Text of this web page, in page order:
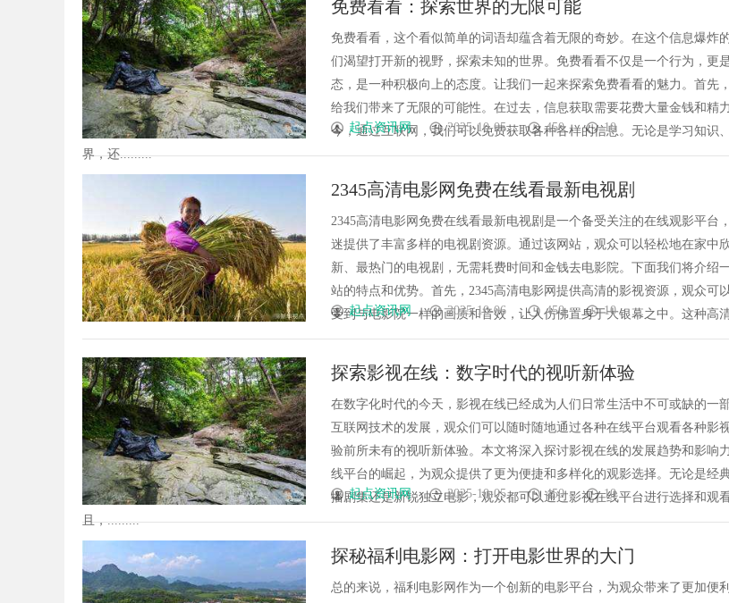
免费看看：探索世界的无限可能
免费看看，这个看似简单的词语却蕴含着无限的奇妙。在这个信息爆炸
们渴望打开新的视野，探索未知的世界。免费看看不仅是一个行为，更
态，是一种积极向上的态度。让我们一起来探索免费看看的魅力。首先
给我们带来了无限的可能性。在过去，信息获取需要花费大量金钱和精
今，通过互联网，我们可以免费获取各种各样的信息。无论是学习知识
界，还.........
起点资讯网 2025-10-05 450 10
2345高清电影网免费在线看最新电视剧
2345高清电影网免费在线看最新电视剧是一个备受关注的在线观影平台
迷提供了丰富多样的电视剧资源。通过该网站，观众可以轻松地在家中
新、最热门的电视剧，无需耗费时间和金钱去电影院。下面我们将介绍
站的特点和优势。首先，2345高清电影网提供高清的影视资源，观众可
受到与电影院一样的画质和音效，让人仿佛置身于大银幕之中。这种高
起点资讯网 2025-10-06 450 10
探索影视在线：数字时代的视听新体验
在数字化时代的今天，影视在线已经成为人们日常生活中不可或缺的一
互联网技术的发展，观众们可以随时随地通过各种在线平台观看各种影
验前所未有的视听新体验。本文将深入探讨影视在线的发展趋势和影响
线平台的崛起，为观众提供了更为便捷和多样化的观影选择。无论是经
播剧集还是新锐独立电影，观众都可以通过影视在线平台进行选择和观
且，.........
起点资讯网 2025-10-05 450 10
探秘福利电影网：打开电影世界的大门
总的来说，福利电影网作为一个创新的电影平台，为观众带来了更加便